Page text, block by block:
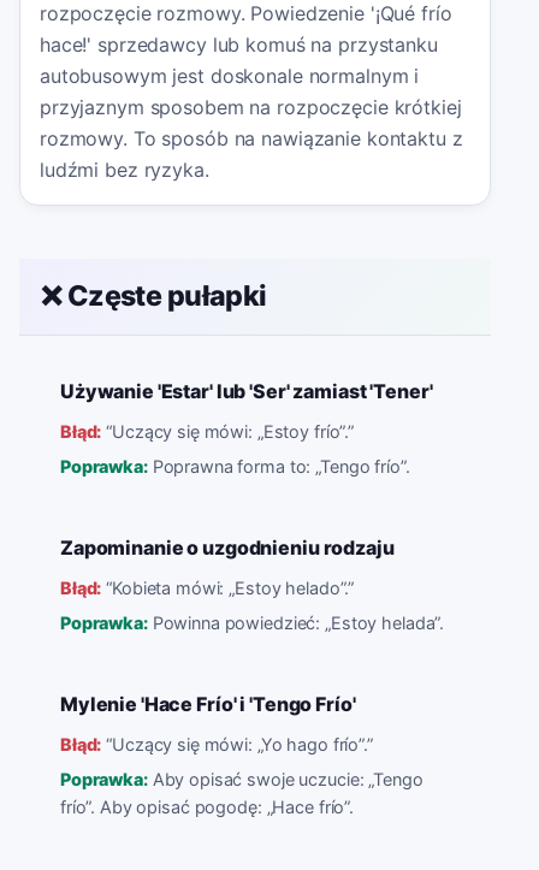
rozpoczęcie rozmowy. Powiedzenie '¡Qué frío
hace!' sprzedawcy lub komuś na przystanku
autobusowym jest doskonale normalnym i
przyjaznym sposobem na rozpoczęcie krótkiej
rozmowy. To sposób na nawiązanie kontaktu z
ludźmi bez ryzyka.
❌ Częste pułapki
Używanie 'Estar' lub 'Ser' zamiast 'Tener'
Błąd: “Uczący się mówi: „Estoy frío”.”
Poprawka: Poprawna forma to: „Tengo frío”.
Zapominanie o uzgodnieniu rodzaju
Błąd: “Kobieta mówi: „Estoy helado”.”
Poprawka: Powinna powiedzieć: „Estoy helada”.
Mylenie 'Hace Frío' i 'Tengo Frío'
Błąd: “Uczący się mówi: „Yo hago frío”.”
Poprawka: Aby opisać swoje uczucie: „Tengo
frío”. Aby opisać pogodę: „Hace frío”.